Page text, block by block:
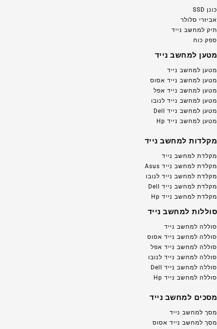
כונן SSD
אביזרי סלולר
תיק למחשב נייד
ספק כוח
מטען למחשב נייד
מטען למחשב נייד
מטען למחשב נייד אסוס
מטען למחשב נייד אפל
מטען למחשב נייד לנובו
מטען למחשב נייד Dell
מטען למחשב נייד Hp
מקלדות למחשב נייד
מקלדת למחשב נייד
מקלדת למחשב נייד Asus
מקלדת למחשב נייד לנובו
מקלדת למחשב נייד Dell
מקלדת למחשב נייד Hp
סוללות למחשב נייד
סוללה למחשב נייד
סוללה למחשב נייד אסוס
סוללה למחשב נייד אפל
סוללה למחשב נייד לנובו
סוללה למחשב נייד Dell
סוללה למחשב נייד Hp
מסכים למחשב נייד
מסך למחשב נייד
מסך למחשב נייד אסוס